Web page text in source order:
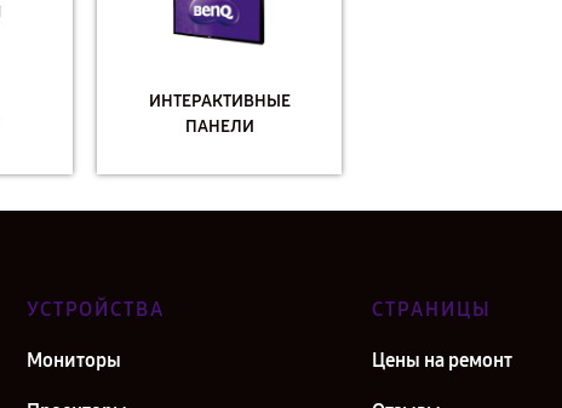
ИНТЕРАКТИВНЫЕ
ПАНЕЛИ
УСТРОЙСТВА
Мониторы
СТРАНИЦЫ
Цены на ремонт